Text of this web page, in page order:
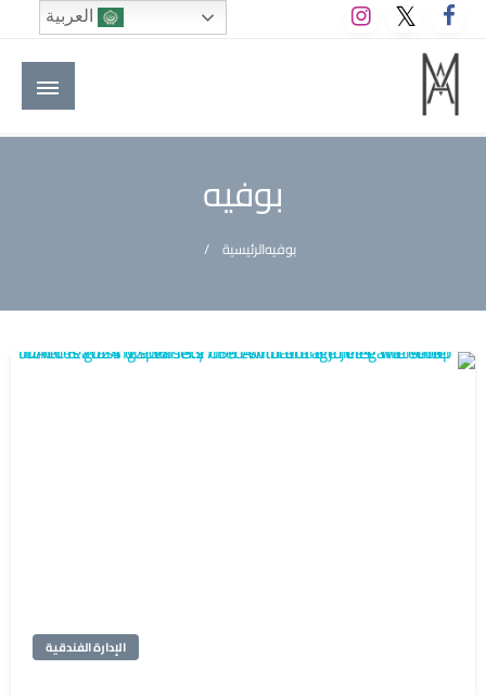
التخطي
إلى
المحتوى
M A hotels | إم ايه هوتيلز
الموقع الأول للعاملين في الفنادق في العالم العربي
بوفيه
الرئيسيةبوفيه
الإدارة الفندقية
العربية